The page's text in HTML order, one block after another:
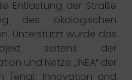
Entlastung der Straße
des ökologischen
Unterstützt wurde das
seitens der
und Netze „INEA“ der
(engl.: Innovation and